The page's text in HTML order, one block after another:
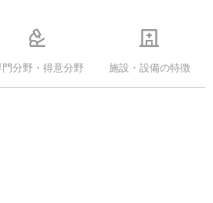
門分野・得意分野 施設・設備の特徴